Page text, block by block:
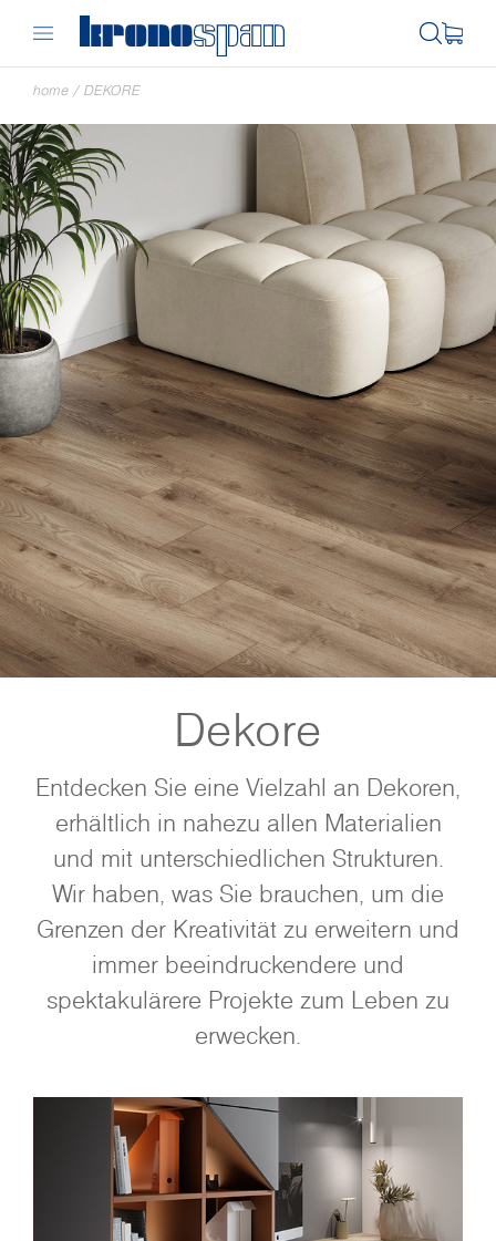
home / DEKORE
Dekore
Entdecken Sie eine Vielzahl an Dekoren,
erhältlich in nahezu allen Materialien
und mit unterschiedlichen Strukturen.
Wir haben, was Sie brauchen, um die
Grenzen der Kreativität zu erweitern und
immer beeindruckendere und
spektakulärere Projekte zum Leben zu
erwecken.